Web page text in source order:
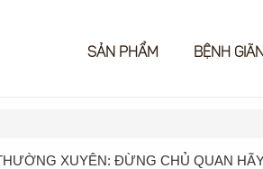
SẢN PHẨM BỆNH
XUYÊN: ĐỪNG CHỦ QUAN